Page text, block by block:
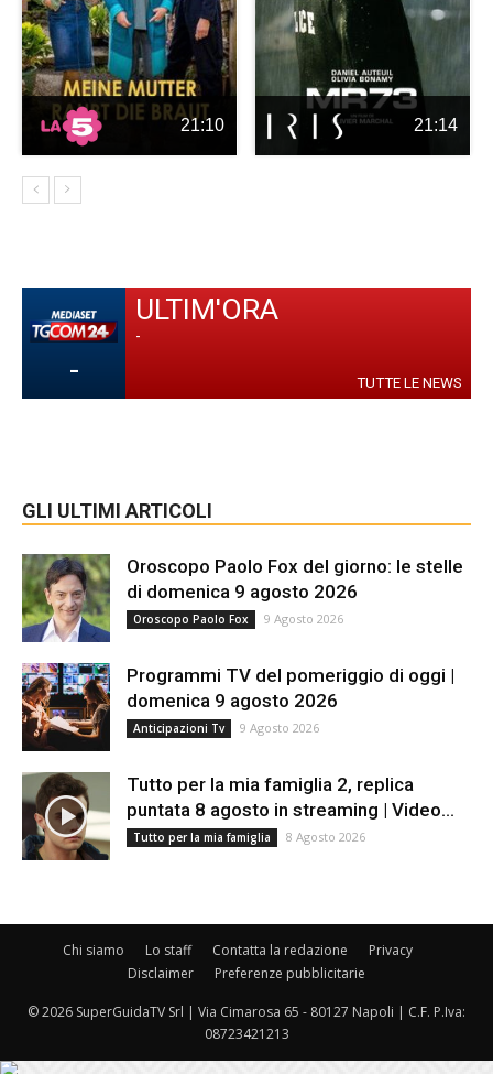
21:10 21:14
-
ULTIM'ORA
-
TUTTE LE NEWS
GLI ULTIMI ARTICOLI
Oroscopo Paolo Fox del giorno: le stelle
di domenica 9 agosto 2026
Oroscopo Paolo Fox 9 Agosto 2026
Programmi TV del pomeriggio di oggi |
domenica 9 agosto 2026
Anticipazioni Tv 9 Agosto 2026
Tutto per la mia famiglia 2, replica
puntata 8 agosto in streaming | Video...
Tutto per la mia famiglia 8 Agosto 2026
Chi siamo Lo staff Contatta la redazione
Privacy
Disclaimer
Preferenze pubblicitarie
© 2026 SuperGuidaTV Srl | Via Cimarosa 65 - 80127 Napoli | C.F. P.Iva:
08723421213